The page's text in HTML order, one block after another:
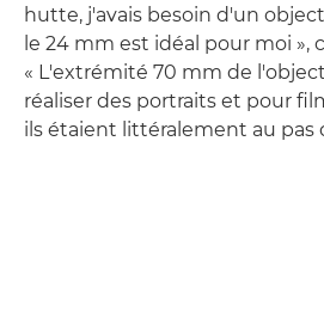
hutte, j'avais besoin d'un
le 24 mm est idéal pour moi »,
« L'extrémité 70 mm de
réaliser des portraits et pour
ils étaient littéralement au pas